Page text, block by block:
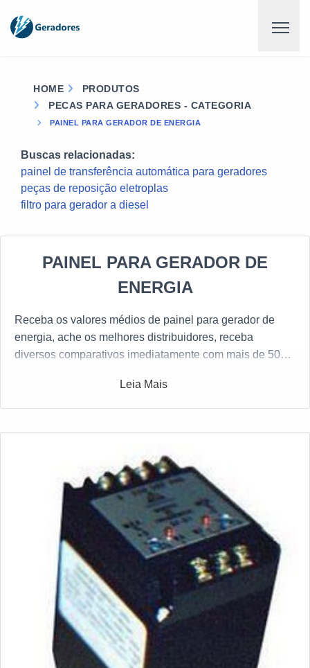
HOME
PRODUTOS
PECAS PARA GERADORES - CATEGORIA
PAINEL PARA GERADOR DE ENERGIA
Buscas relacionadas:
painel de transferência automática para geradores
peças de reposição eletroplas
filtro para gerador a diesel
PAINEL PARA GERADOR DE
ENERGIA
Receba os valores médios de painel para gerador de
energia, ache os melhores distribuidores, receba
diversos comparativos imediatamente com mais de 50
Leia Mais